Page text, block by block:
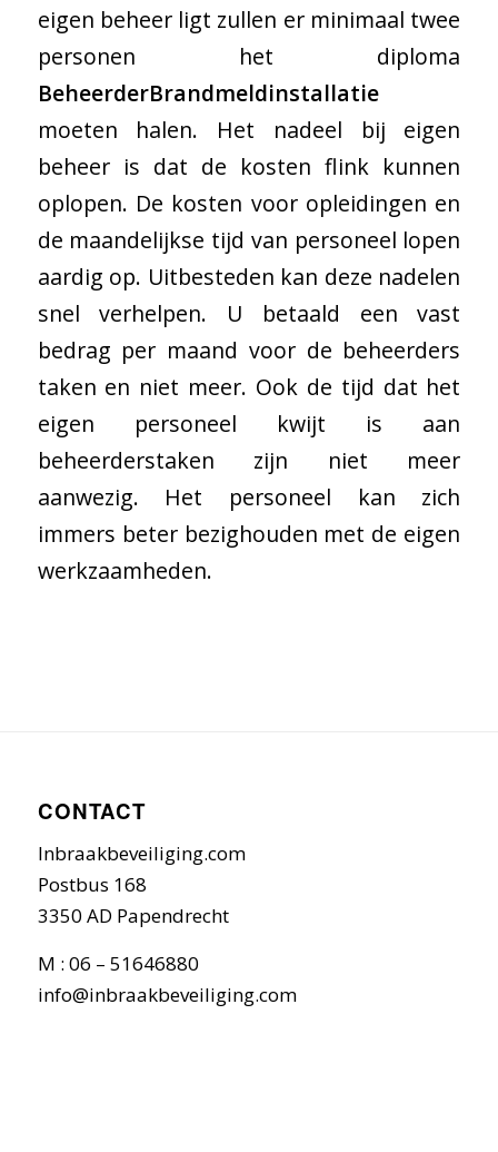
eigen beheer ligt zullen er minimaal twee
personen het diploma
BeheerderBrandmeldinstallatie
moeten halen. Het nadeel bij eigen
beheer is dat de kosten flink kunnen
oplopen. De kosten voor opleidingen en
de maandelijkse tijd van personeel lopen
aardig op. Uitbesteden kan deze nadelen
snel verhelpen. U betaald een vast
bedrag per maand voor de beheerders
taken en niet meer. Ook de tijd dat het
eigen personeel kwijt is aan
beheerderstaken zijn niet meer
aanwezig. Het personeel kan zich
immers beter bezighouden met de eigen
werkzaamheden.
CONTACT
Inbraakbeveiliging.com
Postbus 168
3350 AD Papendrecht
M : 06 – 51646880
info@inbraakbeveiliging.com